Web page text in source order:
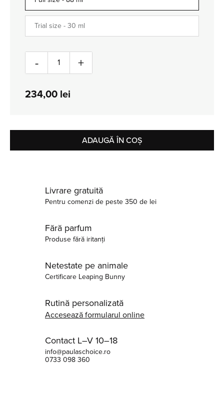
Trial size - 30 ml
- +
234,00 lei
ADAUGĂ ÎN COȘ
Livrare gratuită
Pentru comenzi de peste 350 de lei
Fără parfum
Produse fără iritanți
Netestate pe animale
Certificare Leaping Bunny
Rutină personalizată
Accesează formularul online
Contact L–V 10–18
info@paulaschoice.ro
0733 098 360